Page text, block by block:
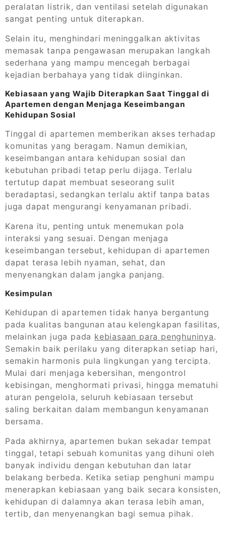
peralatan listrik, dan ventilasi setelah digunakan
sangat penting untuk diterapkan.
Selain itu, menghindari meninggalkan aktivitas
memasak tanpa pengawasan merupakan langkah
sederhana yang mampu mencegah berbagai
kejadian berbahaya yang tidak diinginkan.
Kebiasaan yang Wajib Diterapkan Saat Tinggal di
Apartemen dengan Menjaga Keseimbangan
Kehidupan Sosial
Tinggal di apartemen memberikan akses terhadap
komunitas yang beragam. Namun demikian,
keseimbangan antara kehidupan sosial dan
kebutuhan pribadi tetap perlu dijaga. Terlalu
tertutup dapat membuat seseorang sulit
beradaptasi, sedangkan terlalu aktif tanpa batas
juga dapat mengurangi kenyamanan pribadi.
Karena itu, penting untuk menemukan pola
interaksi yang sesuai. Dengan menjaga
keseimbangan tersebut, kehidupan di apartemen
dapat terasa lebih nyaman, sehat, dan
menyenangkan dalam jangka panjang.
Kesimpulan
Kehidupan di apartemen tidak hanya bergantung
pada kualitas bangunan atau kelengkapan fasilitas,
melainkan juga pada kebiasaan para penghuninya.
Semakin baik perilaku yang diterapkan setiap hari,
semakin harmonis pula lingkungan yang tercipta.
Mulai dari menjaga kebersihan, mengontrol
kebisingan, menghormati privasi, hingga mematuhi
aturan pengelola, seluruh kebiasaan tersebut
saling berkaitan dalam membangun kenyamanan
bersama.
Pada akhirnya, apartemen bukan sekadar tempat
tinggal, tetapi sebuah komunitas yang dihuni oleh
banyak individu dengan kebutuhan dan latar
belakang berbeda. Ketika setiap penghuni mampu
menerapkan kebiasaan yang baik secara konsisten,
kehidupan di dalamnya akan terasa lebih aman,
tertib, dan menyenangkan bagi semua pihak.